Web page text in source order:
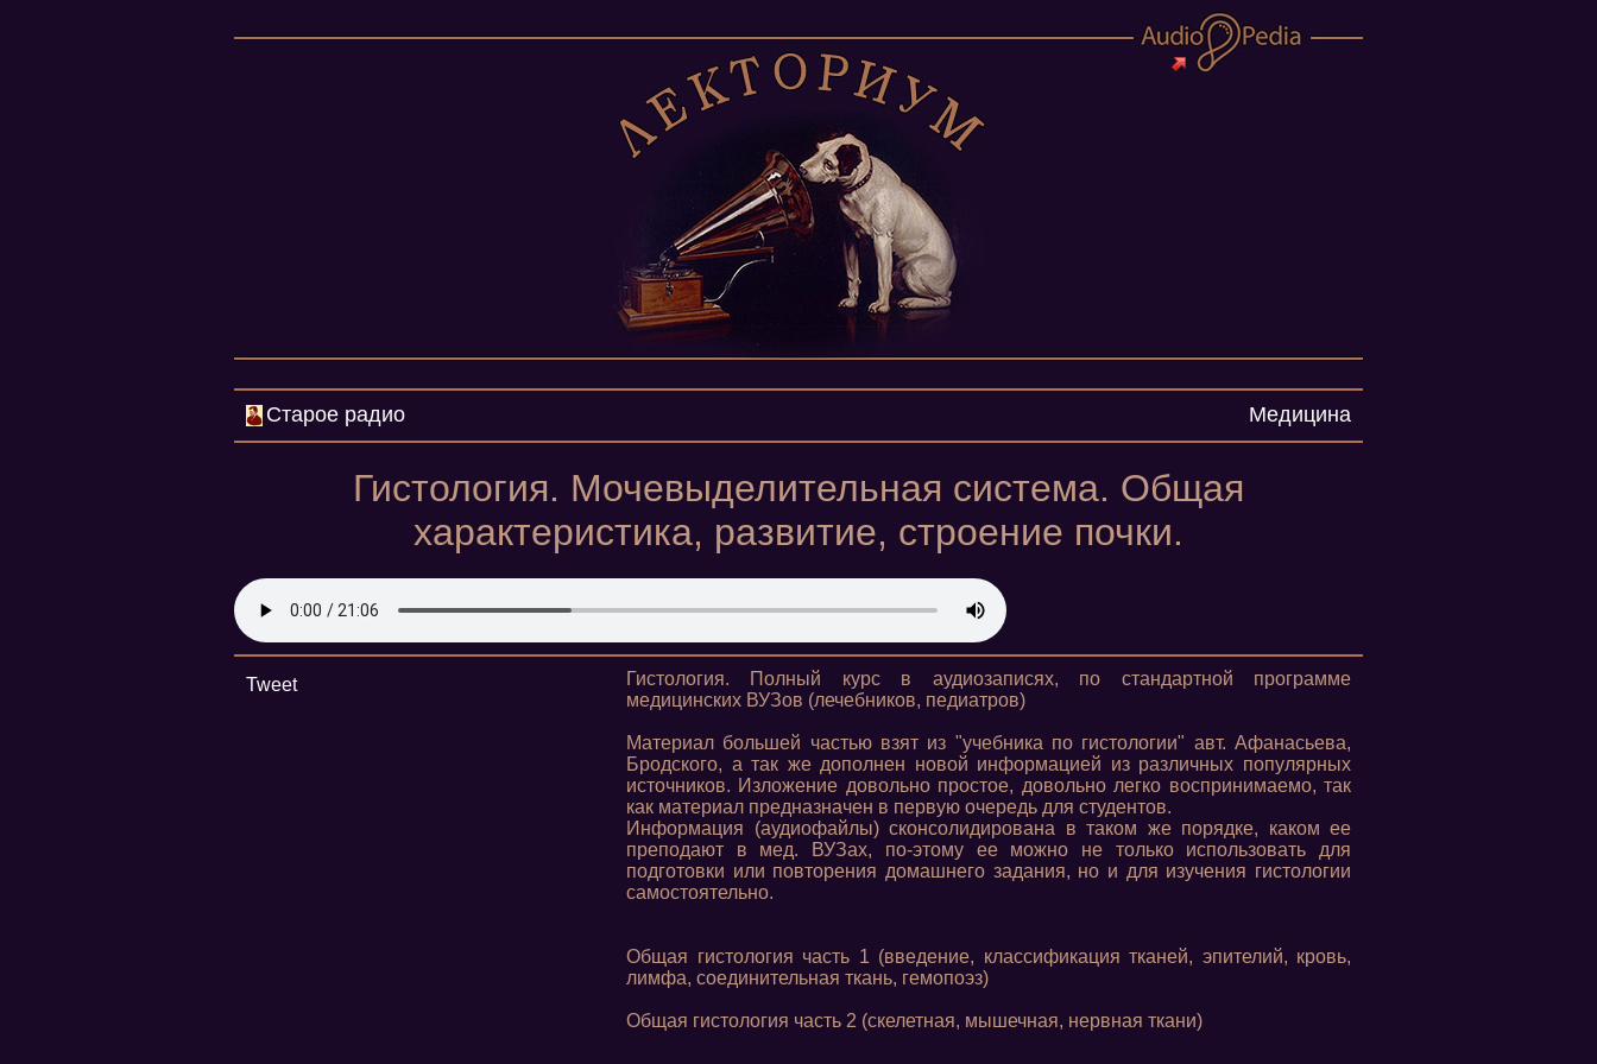
Старое радио Медицина
Гистология. Мочевыделительная система. Общая
характеристика, развитие, строение почки.
Tweet
Гистология. Полный курс в аудиозаписях, по стандартной программе
медицинских ВУЗов (лечебников, педиатров)
Материал большей частью взят из "учебника по гистологии" авт. Афанасьева,
Бродского, а так же дополнен новой информацией из различных популярных
источников. Изложение довольно простое, довольно легко воспринимаемо, так
как материал предназначен в первую очередь для студентов.
Информация (аудиофайлы) сконсолидирована в таком же порядке, каком ее
преподают в мед. ВУЗах, по-этому ее можно не только использовать для
подготовки или повторения домашнего задания, но и для изучения гистологии
самостоятельно.
Общая гистология часть 1 (введение, классификация тканей, эпителий, кровь,
лимфа, соединительная ткань, гемопоэз)
Общая гистология часть 2 (скелетная, мышечная, нервная ткани)